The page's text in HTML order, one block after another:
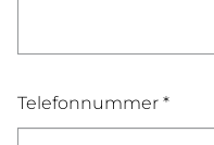
Telefonnummer *